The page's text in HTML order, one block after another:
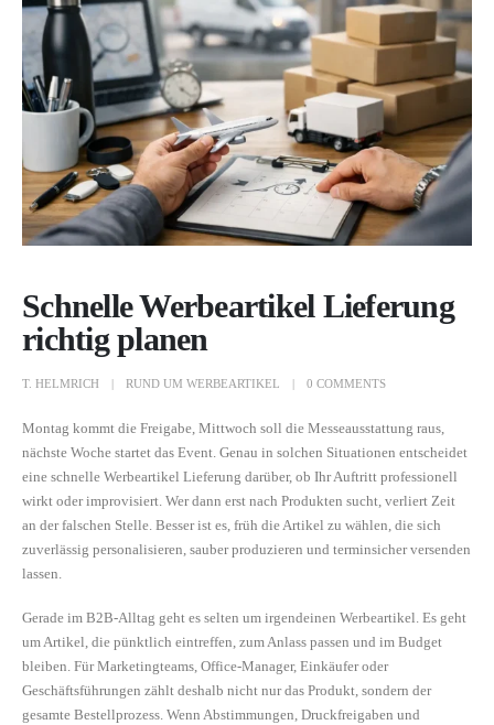
Schnelle Werbeartikel Lieferung
richtig planen
T. HELMRICH RUND UM WERBEARTIKEL 0 COMMENTS
Montag kommt die Freigabe, Mittwoch soll die Messeausstattung raus,
nächste Woche startet das Event. Genau in solchen Situationen entscheidet
eine schnelle Werbeartikel Lieferung darüber, ob Ihr Auftritt professionell
wirkt oder improvisiert. Wer dann erst nach Produkten sucht, verliert Zeit
an der falschen Stelle. Besser ist es, früh die Artikel zu wählen, die sich
zuverlässig personalisieren, sauber produzieren und terminsicher versenden
lassen.
Gerade im B2B-Alltag geht es selten um irgendeinen Werbeartikel. Es geht
um Artikel, die pünktlich eintreffen, zum Anlass passen und im Budget
bleiben. Für Marketingteams, Office-Manager, Einkäufer oder
Geschäftsführungen zählt deshalb nicht nur das Produkt, sondern der
gesamte Bestellprozess. Wenn Abstimmungen, Druckfreigaben und